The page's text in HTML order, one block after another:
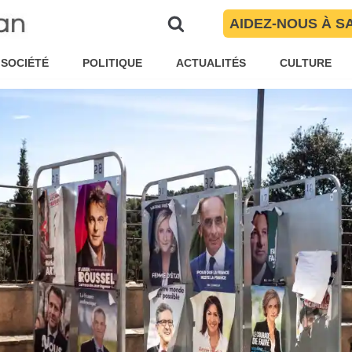
AIDEZ-NOUS À
SOCIÉTÉ POLITIQUE ACTUALITÉS CULTURE
: résultats, Top 5 et
Torres Politique